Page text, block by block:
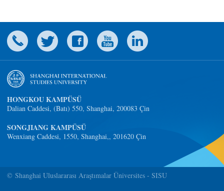
HONGKOU KAMPÜSÜ
Dalian Caddesi, (Batı) 550, Shanghai, 200083 Çin
SONGJIANG KAMPÜSÜ
Wenxiang Caddesi, 1550, Shanghai,, 201620 Çin
© Shanghai Uluslararası Araştımalar Üniversites - SISU